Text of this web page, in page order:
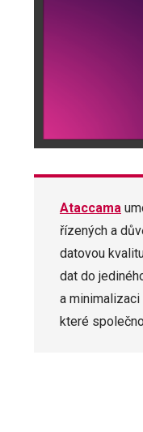
Ataccama
řízených a
datovou
dat do
a
které